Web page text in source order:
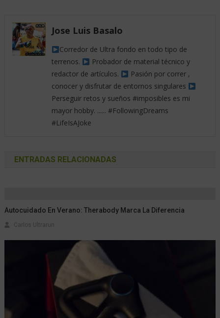
Jose Luis Basalo
Corredor de Ultra fondo en todo tipo de
terrenos.
Probador de material técnico y
redactor de artículos.
Pasión por correr ,
conocer y disfrutar de entornos singulares
Perseguir retos y sueños #imposibles es mi
mayor hobby. ...... #FollowingDreams
#LifeIsAJoke
ENTRADAS RELACIONADAS
Autocuidado En Verano: Therabody Marca La Diferencia
Carlos Ultrarun